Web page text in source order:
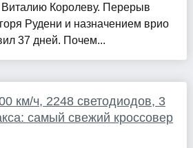
Королеву. Перерыв
Рудени и назначением врио
37 дней. Почем...
км/ч, 2248 светодиодов, 3
самый свежий кроссовер